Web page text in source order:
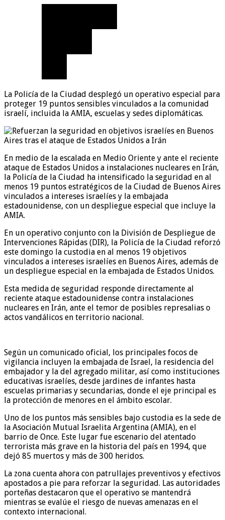
La Policía de la Ciudad desplegó un operativo especial para
proteger 19 puntos sensibles vinculados a la comunidad
israelí, incluida la AMIA, escuelas y sedes diplomáticas.
En medio de la escalada en Medio Oriente y ante el reciente
ataque de Estados Unidos a instalaciones nucleares en Irán,
la Policía de la Ciudad ha intensificado la seguridad en al
menos 19 puntos estratégicos de la Ciudad de Buenos Aires
vinculados a intereses israelíes y la embajada
estadounidense, con un despliegue especial que incluye la
AMIA.
En un operativo conjunto con la División de Despliegue de
Intervenciones Rápidas (DIR), la Policía de la Ciudad reforzó
este domingo la custodia en al menos 19 objetivos
vinculados a intereses israelíes en Buenos Aires, además de
un despliegue especial en la embajada de Estados Unidos.
Esta medida de seguridad responde directamente al
reciente ataque estadounidense contra instalaciones
nucleares en Irán, ante el temor de posibles represalias o
actos vandálicos en territorio nacional.
Según un comunicado oficial, los principales focos de
vigilancia incluyen la embajada de Israel, la residencia del
embajador y la del agregado militar, así como instituciones
educativas israelíes, desde jardines de infantes hasta
escuelas primarias y secundarias, donde el eje principal es
la protección de menores en el ámbito escolar.
Uno de los puntos más sensibles bajo custodia es la sede de
la Asociación Mutual Israelita Argentina (AMIA), en el
barrio de Once. Este lugar fue escenario del atentado
terrorista más grave en la historia del país en 1994, que
dejó 85 muertos y más de 300 heridos.
La zona cuenta ahora con patrullajes preventivos y efectivos
apostados a pie para reforzar la seguridad. Las autoridades
porteñas destacaron que el operativo se mantendrá
mientras se evalúe el riesgo de nuevas amenazas en el
contexto internacional.